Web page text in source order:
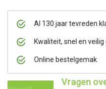
Al 130 jaar tevreden
Kwaliteit, snel en veilig
Online bestelgemak
Vragen